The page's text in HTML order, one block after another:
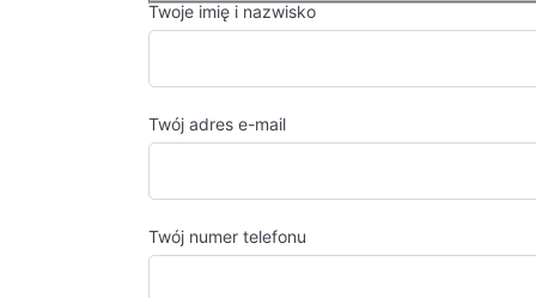
Twoje imię i nazwisko
Twój adres e-mail
Twój numer telefonu